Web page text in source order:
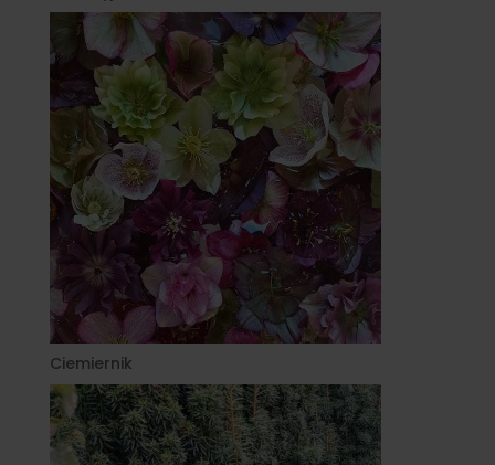
Ciemiernik